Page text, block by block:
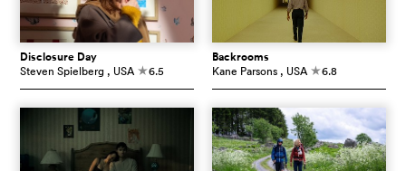
Disclosure Day
Steven Spielberg , USA c6.5
Backrooms
Kane Parsons , USA c6.8